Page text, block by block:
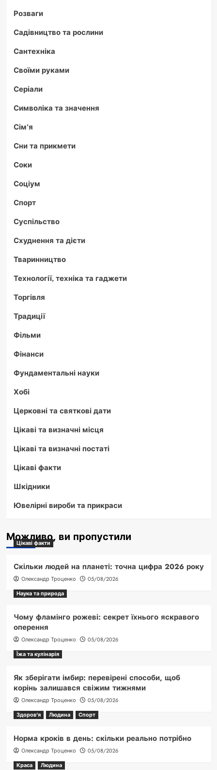
Розваги
Садівництво та рослини
Сантехніка
Своїми руками
Серіали
Символіка та значення
Сім'я
Сни та прикмети
Соки
Соціум
Спорт
Суспільство
Схуднення та дієти
Тваринництво
Технології, техніка та гаджети
Торгівля
Традиції
Фільми
Фінанси
Фундаментальні науки
Хобі
Церковні та святкові дати
Цікаві та визначні місця
Цікаві та визначні постаті
Цікаві факти
Шкідники
Ювелірні вироби та прикраси
Можливо, ви пропустили
Цікаві факти
Скільки людей на планеті: точна цифра 2026 року
Олександр Троценко
05/08/2026
Наука та природа
Чому фламінго рожеві: секрет їхнього яскравого
оперення
Олександр Троценко
05/08/2026
Їжа та кулінарія
Як зберігати імбир: перевірені способи, щоб
корінь залишався свіжим тижнями
Олександр Троценко
05/08/2026
Здоров'я
Людина Спорт
Норма кроків в день: скільки реально потрібно
Олександр Троценко
05/08/2026
Краса
Людина